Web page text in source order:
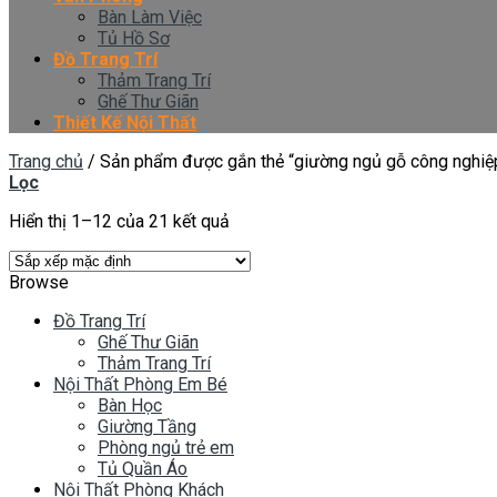
Bàn Làm Việc
Tủ Hồ Sơ
Đồ Trang Trí
Thảm Trang Trí
Ghế Thư Giãn
Thiết Kế Nội Thất
Trang chủ / Sản phẩm được gắn thẻ “giường ngủ gỗ công
Lọc
Hiển thị 1–12 của 21 kết quả
Browse
Đồ Trang Trí
Ghế Thư Giãn
Thảm Trang Trí
Nội Thất Phòng Em Bé
Bàn Học
Giường Tầng
Phòng ngủ trẻ em
Tủ Quần Áo
Nội Thất Phòng Khách